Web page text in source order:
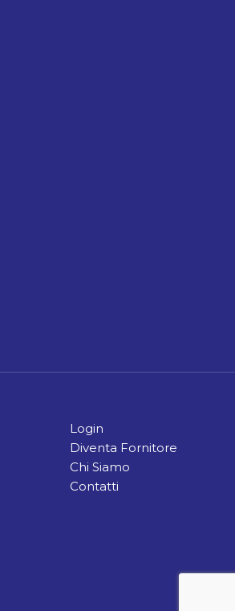
Login
Diventa Fornitore
Chi Siamo
Contatti